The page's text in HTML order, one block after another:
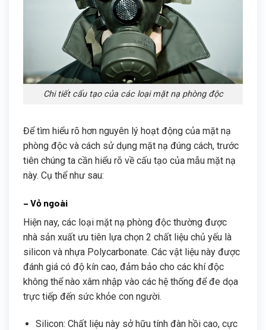
Chi tiết cấu tạo của các loại mặt nạ phòng độc
Để tìm hiểu rõ hơn nguyên lý hoạt động của mặt nạ
phòng độc và cách sử dụng mặt nạ đúng cách, trước
tiên chúng ta cần hiểu rõ về cấu tạo của mẫu mặt nạ
này. Cụ thể như sau:
– Vỏ ngoài
Hiện nay, các loại mặt nạ phòng độc thường được
nhà sản xuất ưu tiên lựa chọn 2 chất liệu chủ yếu là
silicon và nhựa Polycarbonate. Các vật liệu này được
đánh giá có độ kín cao, đảm bảo cho các khí độc
không thể nào xâm nhập vào các hệ thống để đe dọa
trực tiếp đến sức khỏe con người.
Silicon: Chất liệu này sở hữu tính đàn hồi cao, cực